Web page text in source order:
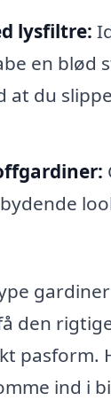
lysfiltre:
en blød
at du
den
pasform.
ind i